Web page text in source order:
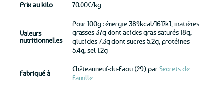
Prix au kilo 70.00€/kg
Valeurs
nutritionnelles
Pour 100g : énergie 389kcal/1617kJ, matières
grasses 37g dont acides gras saturés 18g,
glucides 7.3g dont sucres 5.2g, protéines
5.4g, sel 1.2g
Fabriqué à
Châteauneuf-du-Faou (29) parSecrets de
Famille